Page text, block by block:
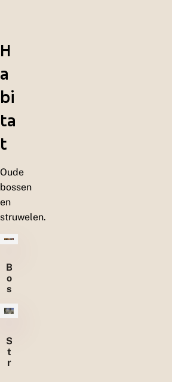
H
a
bi
ta
t
Oude
bossen
en
struwelen.
B
o
s
e
n
S
t
r